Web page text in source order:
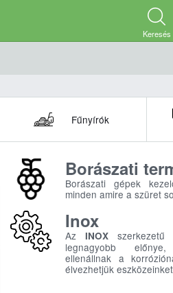
Keresés
Fűnyírók
Borászati
Borászati gépek
minden amire a szüret
Inox
Az INOXszerkezetű
legnagyobb
ellenállnak a
élvezhetjük